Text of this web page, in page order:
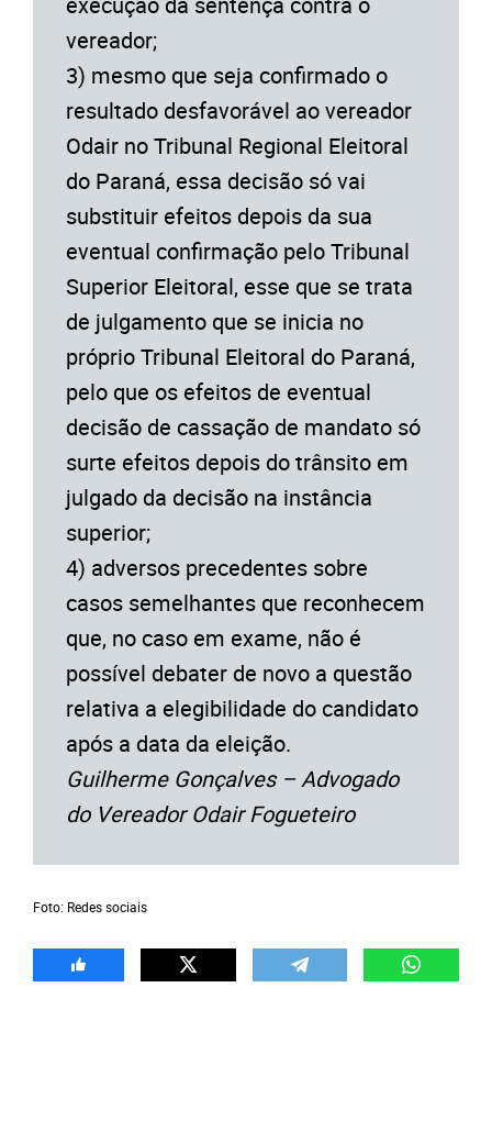
vereador;
3) mesmo que seja confirmado o
resultado desfavorável ao vereador
Odair no Tribunal Regional Eleitoral
do Paraná, essa decisão só vai
substituir efeitos depois da sua
eventual confirmação pelo Tribunal
Superior Eleitoral, esse que se trata
de julgamento que se inicia no
próprio Tribunal Eleitoral do Paraná,
pelo que os efeitos de eventual
decisão de cassação de mandato só
surte efeitos depois do trânsito em
julgado da decisão na instância
superior;
4) adversos precedentes sobre
casos semelhantes que reconhecem
que, no caso em exame, não é
possível debater de novo a questão
relativa a elegibilidade do candidato
após a data da eleição.
Guilherme Gonçalves – Advogado
do Vereador Odair Fogueteiro
Foto: Redes sociais